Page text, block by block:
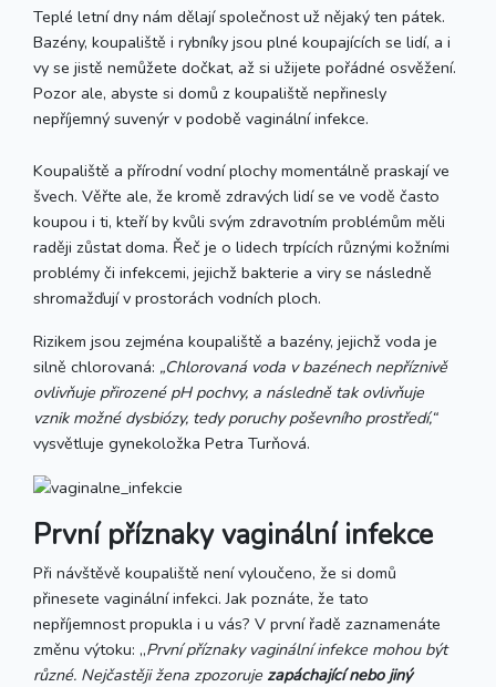
Teplé letní dny nám dělají společnost už nějaký ten pátek.
Bazény, koupaliště i rybníky jsou plné koupajících se lidí, a i
vy se jistě nemůžete dočkat, až si užijete pořádné osvěžení.
Pozor ale, abyste si domů z koupaliště nepřinesly
nepříjemný suvenýr v podobě vaginální infekce.
Koupaliště a přírodní vodní plochy momentálně praskají ve
švech. Věřte ale, že kromě zdravých lidí se ve vodě často
koupou i ti, kteří by kvůli svým zdravotním problémům měli
raději zůstat doma. Řeč je o lidech trpících různými kožními
problémy či infekcemi, jejichž bakterie a viry se následně
shromažďují v prostorách vodních ploch.
Rizikem jsou zejména koupaliště a bazény, jejichž voda je
silně chlorovaná: „Chlorovaná voda v bazénech nepříznivě
ovlivňuje přirozené pH pochvy, a následně tak ovlivňuje
vznik možné dysbiózy, tedy poruchy poševního prostředí,“
vysvětluje gynekoložka Petra Turňová.
První příznaky vaginální infekce
Při návštěvě koupaliště není vyloučeno, že si domů
přinesete vaginální infekci. Jak poznáte, že tato
nepříjemnost propukla i u vás? V první řadě zaznamenáte
změnu výtoku: „První příznaky vaginální infekce mohou být
různé. Nejčastěji žena zpozoruje zapáchající nebo jiný